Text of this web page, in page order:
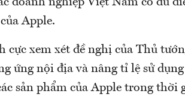
doanh nghiệp Việt Nam có đủ
Apple.
cực xem xét đề nghị của Thủ
ứng nội địa và nâng tỉ lệ sử
sản phẩm của Apple trong thời